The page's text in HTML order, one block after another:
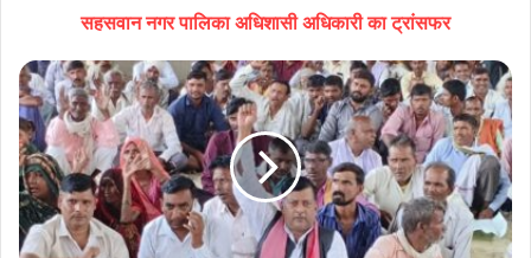
सहसवान नगर पालिका अधिशासी अधिकारी का ट्रांसफर